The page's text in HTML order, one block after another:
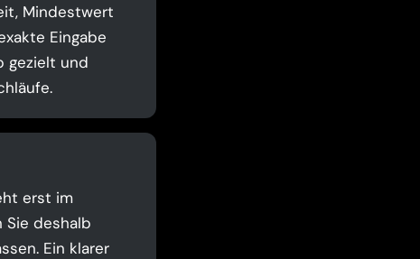
Mindestwert
Eingabe
gezielt und
erst im
Sie deshalb
Ein klarer